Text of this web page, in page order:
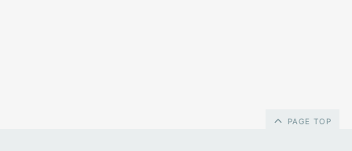
PAGE TOP